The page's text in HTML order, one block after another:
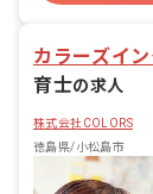
は全
や、
フが
が無
成
名
カラーズイ
育士の求人
株式会社COLORS
徳島県/小松島市